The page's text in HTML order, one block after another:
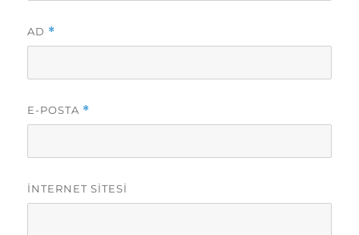
AD *
E-POSTA *
İNTERNET SITESI